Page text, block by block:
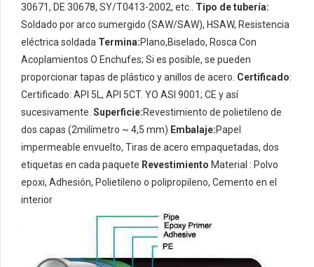
30671, DE 30678, SY/T0413-2002, etc..
Tipo de tubería:
Soldado por arco sumergido (SAW/SAW), HSAW, Resistencia
eléctrica soldada Termina:Plano,Biselado, Rosca Con
Acoplamientos O Enchufes; Si es posible, se pueden
proporcionar tapas de plástico y anillos de acero. Certificado:
Certificado: API 5L, API 5CT. YO ASI 9001; CE y así
sucesivamente. Superficie:Revestimiento de polietileno de
dos capas (2milímetro ~ 4,5 mm) Embalaje:Papel
impermeable envuelto, Tiras de acero empaquetadas, dos
etiquetas en cada paquete Revestimiento Material : Polvo
epoxi, Adhesión, Polietileno o polipropileno, Cemento en el
interior